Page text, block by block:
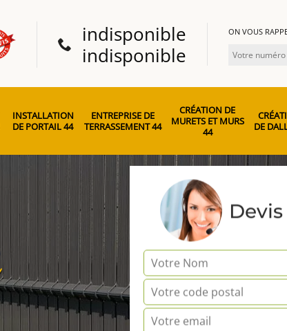
indisponible
indisponible
ON VOUS
INSTALLATION
DE PORTAIL 44
ENTREPRISE DE
TERRASSEMENT 44
CRÉATION DE
MURETS ET MURS
44
DE